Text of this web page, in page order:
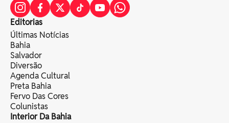
Editorias
Últimas Notícias
Bahia
Salvador
Diversão
Agenda Cultural
Preta Bahia
Fervo Das Cores
Colunistas
Interior Da Bahia